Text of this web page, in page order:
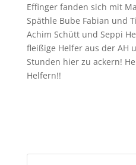
Effinger fanden sich mit
Späthle Bube Fabian und
Achim Schütt und Seppi
fleißige Helfer aus der AH
Stunden hier zu ackern!
Helfern!!